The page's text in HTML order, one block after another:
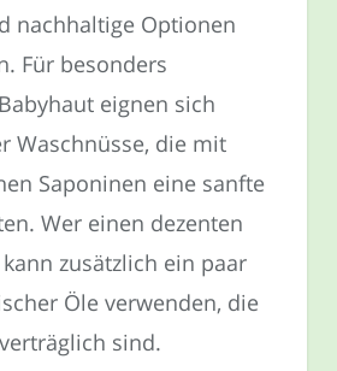
nachhaltige Optionen
Für besonders
eignen sich
Waschnüsse, die mit
Saponinen eine sanfte
Wer einen dezenten
zusätzlich ein paar
Öle verwenden, die
sind.